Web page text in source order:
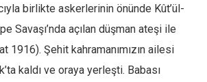
birlikte askerlerinin önünde Kût’ül-
Savaşı’nda açılan düşman ateşi ile
1916). Şehit kahramanımızın ailesi
kaldı ve oraya yerleşti. Babası